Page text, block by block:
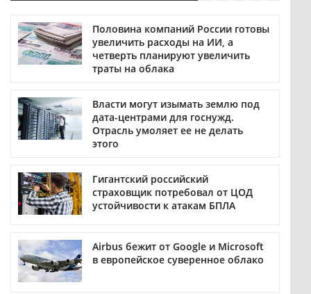
Половина компаний России готовы
увеличить расходы на ИИ, а
четверть планируют увеличить
траты на облака
Власти могут изымать землю под
дата-центрами для госнужд.
Отрасль умоляет ее не делать
этого
Гигантский российский
страховщик потребовал от ЦОД
устойчивости к атакам БПЛА
Airbus бежит от Google и Microsoft
в европейское суверенное облако